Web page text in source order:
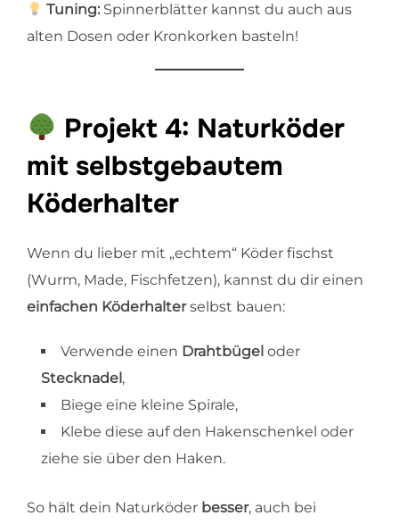
Tuning: Spinnerblätter kannst du auch aus
alten Dosen oder Kronkorken basteln!
Projekt 4: Naturköder
mit selbstgebautem
Köderhalter
Wenn du lieber mit „echtem“ Köder fischst
(Wurm, Made, Fischfetzen), kannst du dir einen
einfachen Köderhalterselbst bauen:
Verwende einen Drahtbügel oder
Stecknadel,
Biege eine kleine Spirale,
Klebe diese auf den Hakenschenkel oder
ziehe sie über den Haken.
So hält dein Naturköder besser, auch bei